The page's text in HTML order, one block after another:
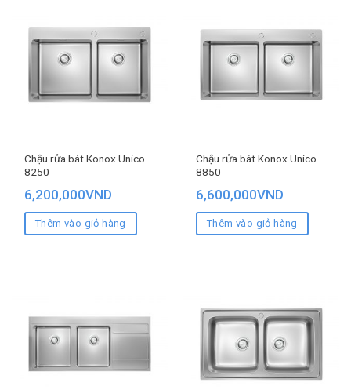
Chậu rửa bát Konox Unico
8250
6,200,000VND
Thêm vào giỏ hàng
Chậu rửa bát Konox Unico
8850
6,600,000VND
Thêm vào giỏ hàng